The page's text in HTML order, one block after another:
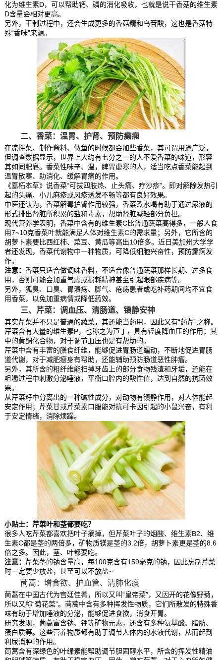
化为维生素D，可以帮助钙、磷的消化吸收，也就是说干香菇的维生素
D含量会相对更高。
另外，干制过程中，还会生成更多的香菇精和鸟苷酸，这也是香菇特
殊“香味”来源。
二、香菜：温胃、护肾、预防癫痫
在凉拌菜、制作酱料、做鱼的时候都会加些香菜，其可谓用途广泛，
但调查数据显示，世界上大约有七分之一的人不爱香菜的味道，形容
其如同肥皂。香菜性味辛、温，脾胃虚寒的人，适当吃点香菜能起到
温胃散寒、助消化、缓解胃痛的作用。
《嘉柘本草》说香菜“可拔四肢热、止头痛、疗沙疹”。即对解除发热引
起的头痛、小儿麻疹或风疹透发不畅等都有良好效果。
中医还认为，香菜解毒护肾作用较强，香菜煮水喝有助于通过尿液的
形式排出肾脏所积累的盐和毒素，帮助肾脏减轻部分负担。
现代营养学表明，香菜中含有的维生素C比普通蔬菜高得多，一般人食
用7~10克香菜叶就能满足人体对维生素C的需求量；另外，它所含的
胡萝卜素要比西红柿、菜豆、黄瓜等高出10倍多。近日美加州大学学
者还发现，香菜代谢物中一种物质，可降低细胞兴奋性，预防癫痫发
作。
注意： 香菜只适合做调味香料，不适合像普通蔬菜那样长期、过多食
用，否则可能会加重气虚或损耗精神甚至引起眼部疾病等。
另外，狐臭、口臭、胃溃疡、脚气、疮疡患者或吃补药期间均不宜食
用香菜，以免加重病情或降低药效。
三、芹菜：调血压、清肠道、镇静安神
其实芹菜并不只是普通的蔬菜，其还能当药用，因此又有“药芹”之称。
芹菜含有大量的维生素P，也称之为芦丁，具有轻度降血压的作用；其
中的黄酮化合物，对于调节血压也是有帮助的。
芹菜中含有丰富的膳食纤维，能够促进胃肠道蠕动，不断地促进胃肠
道代谢，对于减肥瘦身有帮助，还能辅助预防肠道恶性肿瘤。
另外，其所含的粗纤维能扫掉牙齿上的部分食物残渣和牙垢，还能在
咀嚼过程中刺激分泌唾液，平衡口腔内的酸性值，达到自然的抗菌效
果。
从芹菜籽中分离出的一种碱性成分，对动物有镇静作用，对人体能起
安定作用；芹菜甘或芹菜素口服能对抗可卡因引起的小鼠兴奋，有利
于安定情绪，消除烦躁。
小贴士：芹菜叶和茎都要吃？
很多人吃芹菜都喜欢把叶子摘掉，但芹菜叶子的烟酸、维生素B2、维
生素C都是茎的两倍多，矿物质镁是茎的3.2倍，胡萝卜素更是茎的8.6
倍之多。因此，茎、叶都要吃。
注意： 芹菜茎的钠含量高，每100克含有159毫克的钠，因此烹制芹菜
时一定要少放盐，甚至可以不放盐~
茼蒿：增食欲、护血管、清肺化痰
茼蒿在中国古代为宫廷佳肴，所以又叫“皇帝菜”，又因开的花像野菊，
所以又称“菊花菜”。苘蒿中含有多种挥发性物质，它们所散发的特殊香
味有助于增加唾液的分泌，能够促进食欲，消食开胃。
研究发现，茼蒿富含钠、钾等矿物元素，还含有多种氨基酸、脂肪、
蛋白质等。这些营养物质都有助于调节人体内的水液代谢，从而起到
利尿消肿的作用。
茼蒿含有深绿色的叶绿素能帮助调节胆固醇水平，所含的挥发性精油